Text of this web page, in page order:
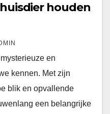
houden
en
kennen. Met zijn
blik en opvallende
een belangrijke